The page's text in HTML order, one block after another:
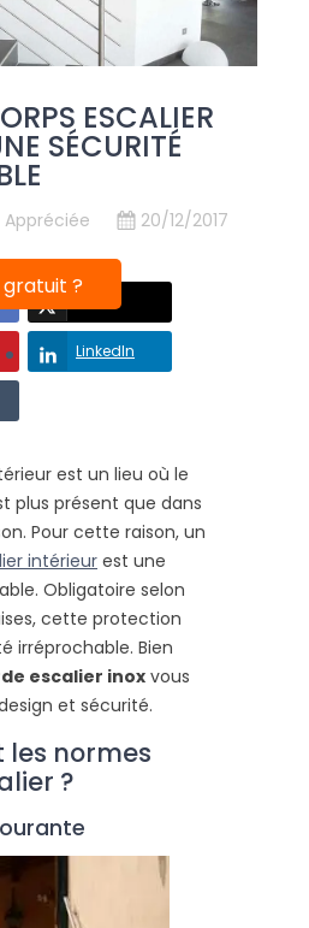
gratuit ?
ESCALIER
SÉCURITÉ
Appréciée
20/12/2017
LinkedIn
est un lieu où le
plus présent que dans
Pour cette raison, un
intérieur est une
Obligatoire selon
cette protection
irréprochable. Bien
escalier inoxvous
et sécurité.
les normes
?